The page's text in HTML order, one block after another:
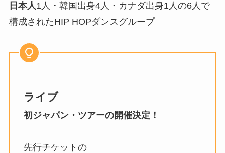
日本人1人・韓国出⾝4⼈・カナダ出⾝1⼈の6人で
構成されたHIP HOPダンスグループ
ライブ
初ジャパン・ツアーの開催決定！
先行チケットの